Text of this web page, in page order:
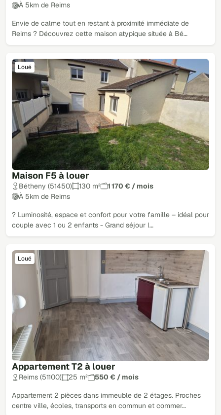
À 5km de Reims
Envie de calme tout en restant à proximité immédiate de
Reims ? Découvrez cette maison atypique située à Bé…
Maison F5 à louer
Loué
Bétheny (51450) 130 m²
1 170 € / mois
À 5km de Reims
? Luminosité, espace et confort pour votre famille – idéal pour
couple avec 1 ou 2 enfants - Grand séjour l…
Appartement T2 à louer
Loué
Reims (51100) 25 m² 550 € / mois
Appartement 2 pièces dans immeuble de 2 étages. Proches
centre ville, écoles, transports en commun et commer…